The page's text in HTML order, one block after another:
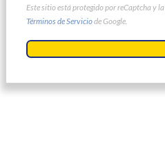
Este sitio está protegido por reCaptcha y la
Términos de Serviciode Google.